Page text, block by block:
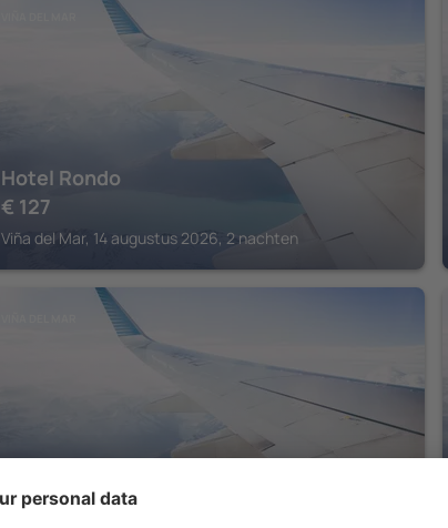
Hotel Rondo
€ 127
Viña del Mar, 14 augustus 2026, 2 nachten
€ 174